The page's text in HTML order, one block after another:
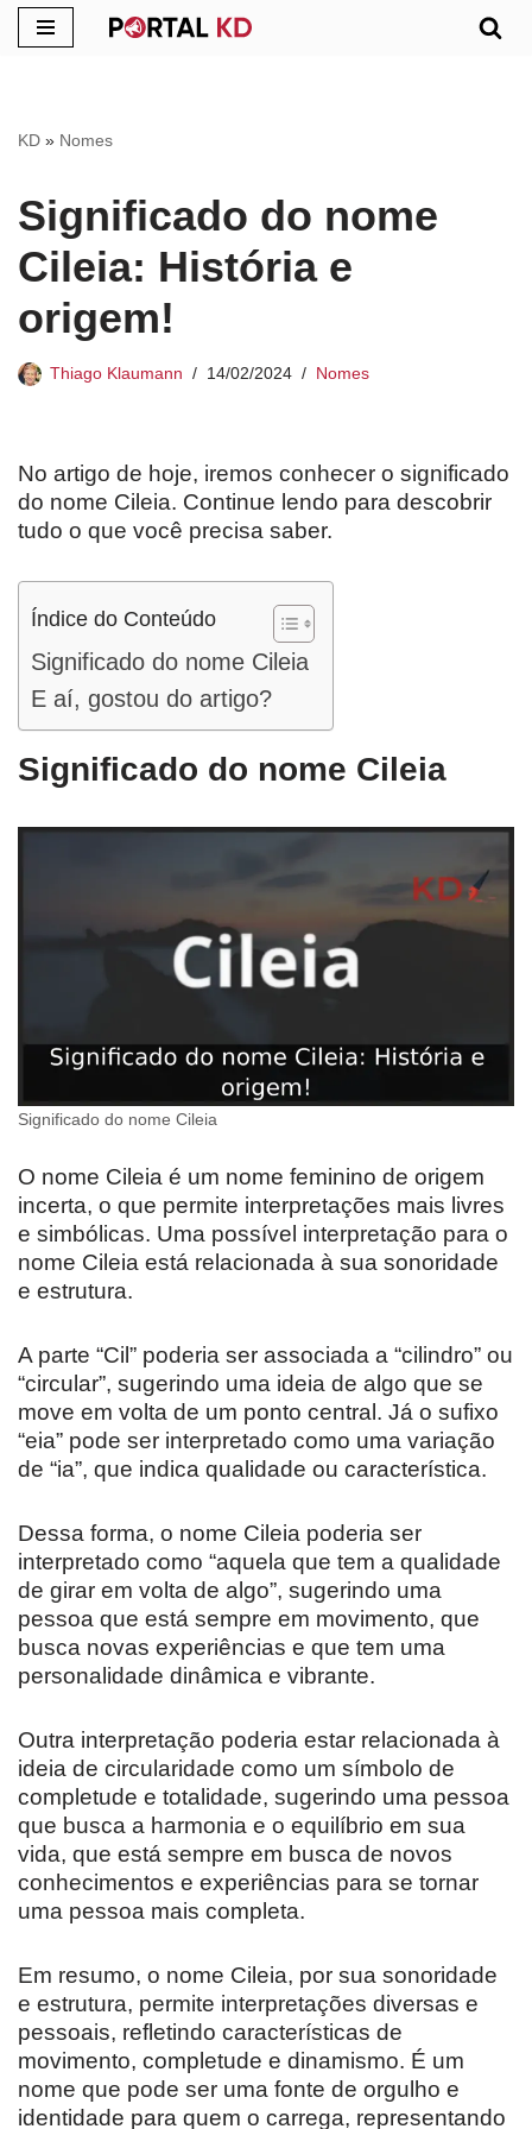
conteúdo
KD » Nomes
Significado do nome
Cileia: História e
origem!
Thiago Klaumann 14/02/2024 Nomes
No artigo de hoje, iremos conhecer o significado
do nome Cileia. Continue lendo para descobrir
tudo o que você precisa saber.
Índice do Conteúdo
Significado do nome Cileia
E aí, gostou do artigo?
Significado do nome Cileia
Significado do nome Cileia
O nome Cileia é um nome feminino de origem
incerta, o que permite interpretações mais livres
e simbólicas. Uma possível interpretação para o
nome Cileia está relacionada à sua sonoridade
e estrutura.
A parte “Cil” poderia ser associada a “cilindro” ou
“circular”, sugerindo uma ideia de algo que se
move em volta de um ponto central. Já o sufixo
“eia” pode ser interpretado como uma variação
de “ia”, que indica qualidade ou característica.
Dessa forma, o nome Cileia poderia ser
interpretado como “aquela que tem a qualidade
de girar em volta de algo”, sugerindo uma
pessoa que está sempre em movimento, que
busca novas experiências e que tem uma
personalidade dinâmica e vibrante.
Outra interpretação poderia estar relacionada à
ideia de circularidade como um símbolo de
completude e totalidade, sugerindo uma pessoa
que busca a harmonia e o equilíbrio em sua
vida, que está sempre em busca de novos
conhecimentos e experiências para se tornar
uma pessoa mais completa.
Em resumo, o nome Cileia, por sua sonoridade
e estrutura, permite interpretações diversas e
pessoais, refletindo características de
movimento, completude e dinamismo. É um
nome que pode ser uma fonte de orgulho e
identidade para quem o carrega, representando